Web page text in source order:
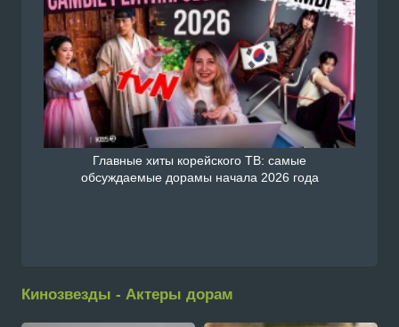
Главные хиты корейского ТВ: самые
обсуждаемые дорамы начала 2026 года
Кинозвезды - Актеры дорам